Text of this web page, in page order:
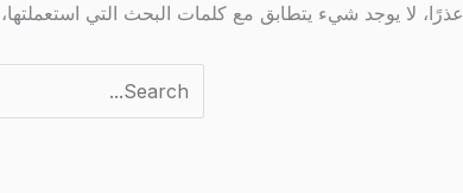
عذرًا، لا يوجد شيء يتطابق مع كلمات البحث التي